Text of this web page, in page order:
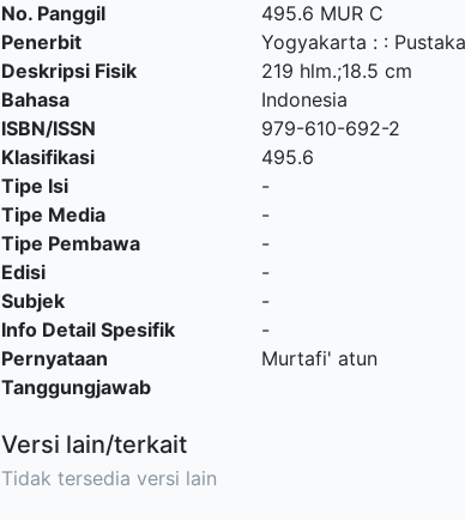
No. Panggil
495.6 MUR C
Penerbit
Yogyakarta ::
Deskripsi Fisik
219 hlm.;18.5 cm
Bahasa
Indonesia
ISBN/ISSN
979-610-692-2
Klasifikasi
495.6
Tipe Isi
-
Tipe Media
-
Tipe Pembawa
-
Edisi
-
Subjek
-
Info Detail Spesifik
-
Pernyataan
Tanggungjawab
Murtafi' atun
Versi lain/terkait
Tidak tersedia versi lain